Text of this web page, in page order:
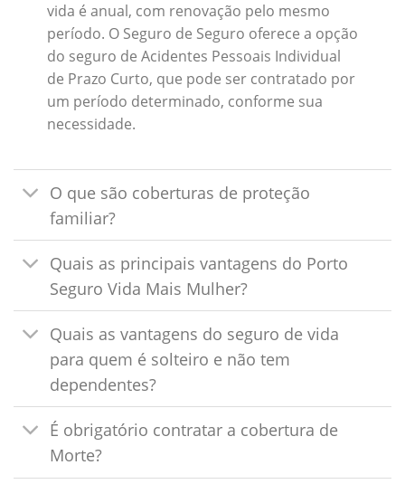
vida é anual, com renovação pelo mesmo
período. O Seguro de Seguro oferece a opção
do seguro de Acidentes Pessoais Individual
de Prazo Curto, que pode ser contratado por
um período determinado, conforme sua
necessidade.
O que são coberturas de proteção
familiar?
Quais as principais vantagens do Porto
Seguro Vida Mais Mulher?
Quais as vantagens do seguro de vida
para quem é solteiro e não tem
dependentes?
É obrigatório contratar a cobertura de
Morte?